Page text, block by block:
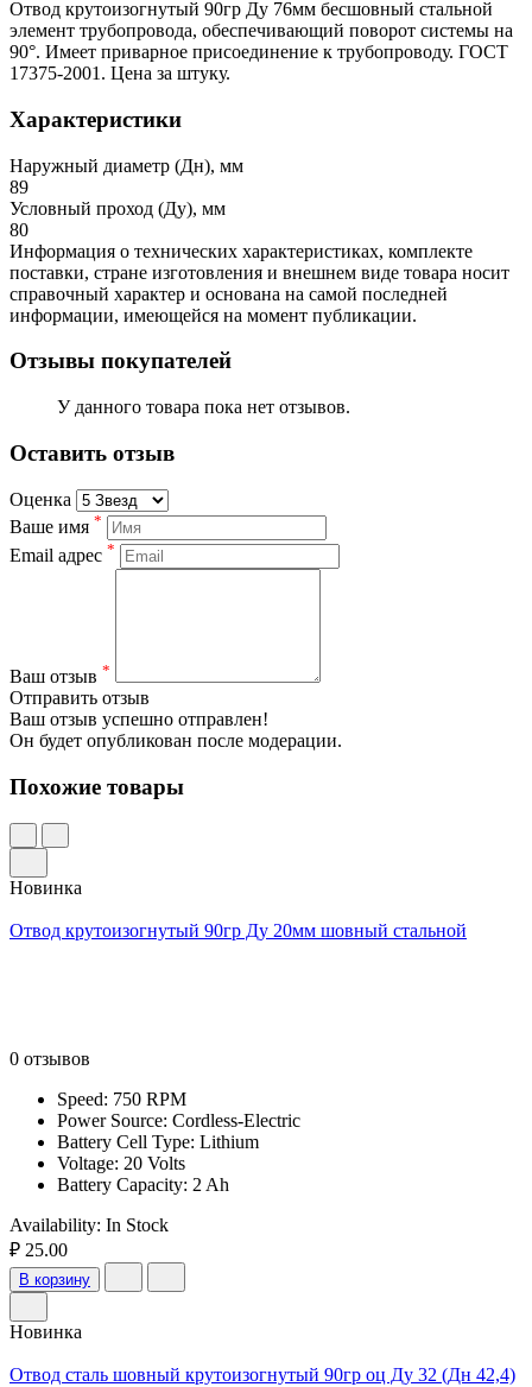
Отвод крутоизогнутый 90гр Ду 76мм бесшовный стальной
элемент трубопровода, обеспечивающий поворот системы на
90°. Имеет приварное присоединение к трубопроводу. ГОСТ
17375-2001. Цена за штуку.
Характеристики
Наружный диаметр (Дн), мм
89
Условный проход (Ду), мм
80
Информация о технических характеристиках, комплекте
поставки, стране изготовления и внешнем виде товара носит
справочный характер и основана на самой последней
информации, имеющейся на момент публикации.
Отзывы покупателей
У данного товара пока нет отзывов.
Оставить отзыв
Оценка
Ваше имя *
Email адрес *
Ваш отзыв *
Отправить отзыв
Ваш отзыв успешно отправлен!
Он будет опубликован после модерации.
Похожие товары
Новинка
Отвод крутоизогнутый 90гр Ду 20мм шовный стальной
0 отзывов
Speed: 750 RPM
Power Source: Cordless-Electric
Battery Cell Type: Lithium
Voltage: 20 Volts
Battery Capacity: 2 Ah
Availability: In Stock
₽ 25.00
В корзину
Новинка
Отвод сталь шовный крутоизогнутый 90гр оц Ду 32 (Дн 42,4)